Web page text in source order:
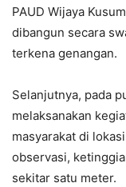
PAUD Wijaya
dibangun secara
terkena genangan.
Selanjutnya, pada
melaksanakan
masyarakat di
observasi,
sekitar satu meter.